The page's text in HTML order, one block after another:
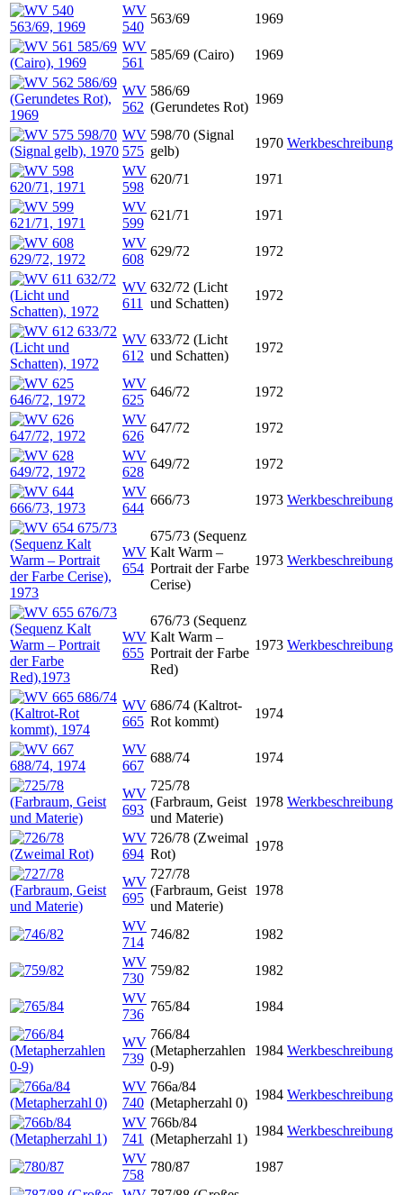
WV
540
563/69
1969
WV
561
585/69 (Cairo) 1969
WV
562
586/69
(Gerundetes Rot)
1969
WV
575
598/70 (Signal
gelb)
1970 Werkbeschreibung
WV
598
620/71
1971
WV
599
621/71
1971
WV
608
629/72 1972
WV
611
632/72 (Licht
und Schatten)
1972
WV
612
633/72 (Licht
und Schatten)
1972
WV
625
646/72
1972
WV
626
647/72
1972
WV
628
649/72
1972
WV
644
666/73 1973 Werkbeschreibung
WV
654
675/73 (Sequenz
Kalt Warm –
Portrait der Farbe
Cerise)
1973 Werkbeschreibung
WV
655
676/73 (Sequenz
Kalt Warm –
Portrait der Farbe
Red)
1973 Werkbeschreibung
WV
665
686/74 (Kaltrot-
Rot kommt)
1974
WV
667
688/74 1974
WV
693
725/78
(Farbraum, Geist
und Materie)
1978 Werkbeschreibung
WV
694
726/78 (Zweimal
Rot)
1978
WV
695
727/78
(Farbraum, Geist
und Materie)
1978
WV
714
746/82
1982
WV
730
759/82
1982
WV
736
765/84 1984
WV
739
766/84
(Metapherzahlen
0-9)
1984 Werkbeschreibung
WV
740
766a/84
(Metapherzahl 0)
1984 Werkbeschreibung
WV
741
766b/84
(Metapherzahl 1)
1984 Werkbeschreibung
WV
758
780/87
1987